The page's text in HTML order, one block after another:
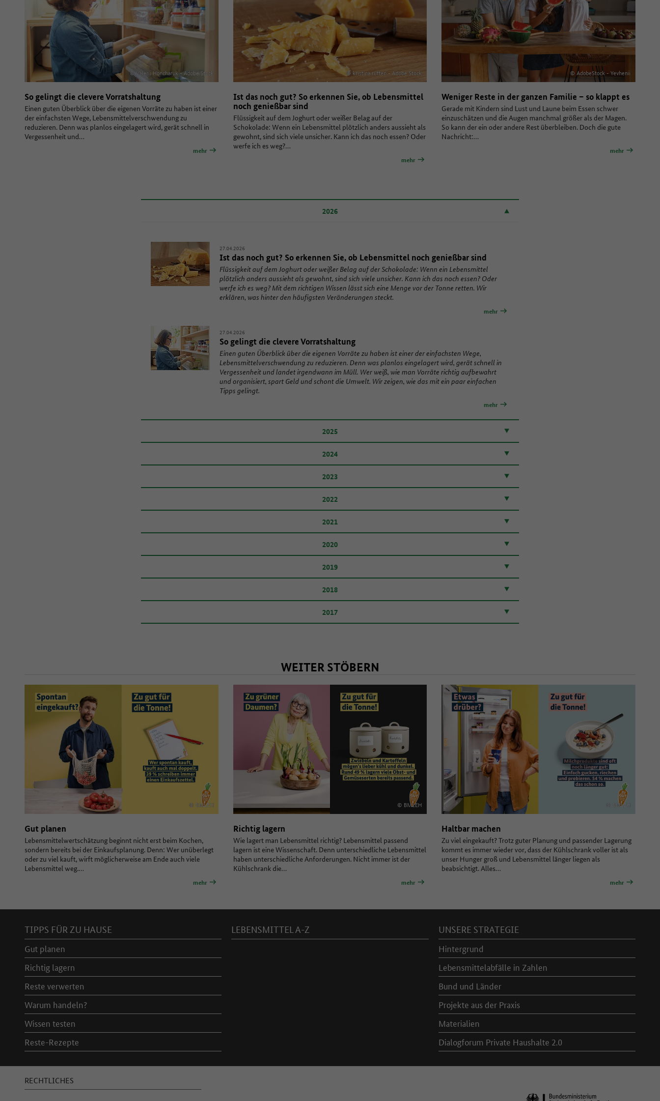
© Valerii Honcharuk - Adobe Stock
So gelingt die clevere Vorratshaltung
Einen guten Überblick über die eigenen Vorräte zu haben ist einer
der einfachsten Wege, Lebensmittelverschwendung zu
reduzieren. Denn was planlos eingelagert wird, gerät schnell in
Vergessenheit und…
mehr
© kristina rütten - Adobe Stock
Ist das noch gut? So erkennen Sie, ob Lebensmittel
noch genießbar sind
Flüssigkeit auf dem Joghurt oder weißer Belag auf der
Schokolade: Wenn ein Lebensmittel plötzlich anders aussieht als
gewohnt, sind sich viele unsicher. Kann ich das noch essen? Oder
werfe ich es weg?…
mehr
© AdobeStock - Yevhenii
Weniger Reste in der ganzen Familie – so klappt es
Gerade mit Kindern sind Lust und Laune beim Essen schwer
einzuschätzen und die Augen manchmal größer als der Magen.
So kann der ein oder andere Rest überbleiben. Doch die gute
Nachricht:…
mehr
2026
27.04.2026
Ist das noch gut? So erkennen Sie, ob Lebensmittel noch genießbar sind
Flüssigkeit auf dem Joghurt oder weißer Belag auf der Schokolade: Wenn ein Lebensmittel
plötzlich anders aussieht als gewohnt, sind sich viele unsicher. Kann ich das noch essen? Oder
werfe ich es weg? Mit dem richtigen Wissen lässt sich eine Menge vor der Tonne retten. Wir
erklären, was hinter den häufigsten Veränderungen steckt.
mehr
27.04.2026
So gelingt die clevere Vorratshaltung
Einen guten Überblick über die eigenen Vorräte zu haben ist einer der einfachsten Wege,
Lebensmittelverschwendung zu reduzieren. Denn was planlos eingelagert wird, gerät schnell in
Vergessenheit und landet irgendwann im Müll. Wer weiß, wie man Vorräte richtig aufbewahrt
und organisiert, spart Geld und schont die Umwelt. Wir zeigen, wie das mit ein paar einfachen
Tipps gelingt.
mehr
2025
2024
2023
2022
2021
2020
2019
2018
2017
WEITER STÖBERN
© BMLEH
Gut planen
Lebensmittelwertschätzung beginnt nicht erst beim Kochen,
sondern bereits bei der Einkaufsplanung. Denn: Wer unüberlegt
oder zu viel kauft, wirft möglicherweise am Ende auch viele
Lebensmittel weg.…
mehr
© BMLEH
Richtig lagern
Wie lagert man Lebensmittel richtig? Lebensmittel passend
lagern ist eine Wissenschaft. Denn unterschiedliche Lebensmittel
haben unterschiedliche Anforderungen. Nicht immer ist der
Kühlschrank die…
mehr
© BMLEH
Haltbar machen
Zu viel eingekauft? Trotz guter Planung und passender Lagerung
kommt es immer wieder vor, dass der Kühlschrank voller ist als
unser Hunger groß und Lebensmittel länger liegen als
beabsichtigt. Alles…
mehr
TIPPS FÜR ZU HAUSE
Gut planen
Richtig lagern
Reste verwerten
Warum handeln?
Wissen testen
Reste-Rezepte
LEBENSMITTEL A-Z
UNSERE STRATEGIE
Hintergrund
Lebensmittelabfälle in Zahlen
Bund und Länder
Projekte aus der Praxis
Materialien
Dialogforum Private Haushalte 2.0
RECHTLICHES